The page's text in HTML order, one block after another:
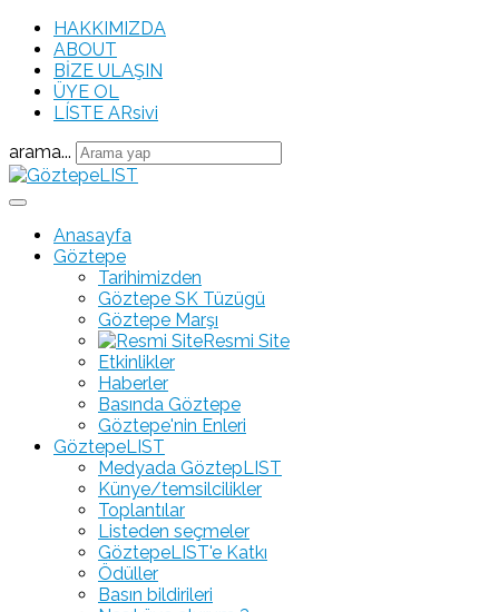
HAKKIMIZDA
ABOUT
BİZE ULAŞIN
ÜYE OL
LÍSTE ARsivi
arama...
Anasayfa
Göztepe
Tarihimizden
Göztepe SK Tüzügü
Göztepe Marşı
Resmi Site
Etkinlikler
Haberler
Basında Göztepe
Göztepe'nin Enleri
GöztepeLIST
Medyada GöztepLIST
Künye/temsilcilikler
Toplantılar
Listeden seçmeler
GöztepeLIST'e Katkı
Ödüller
Basın bildirileri